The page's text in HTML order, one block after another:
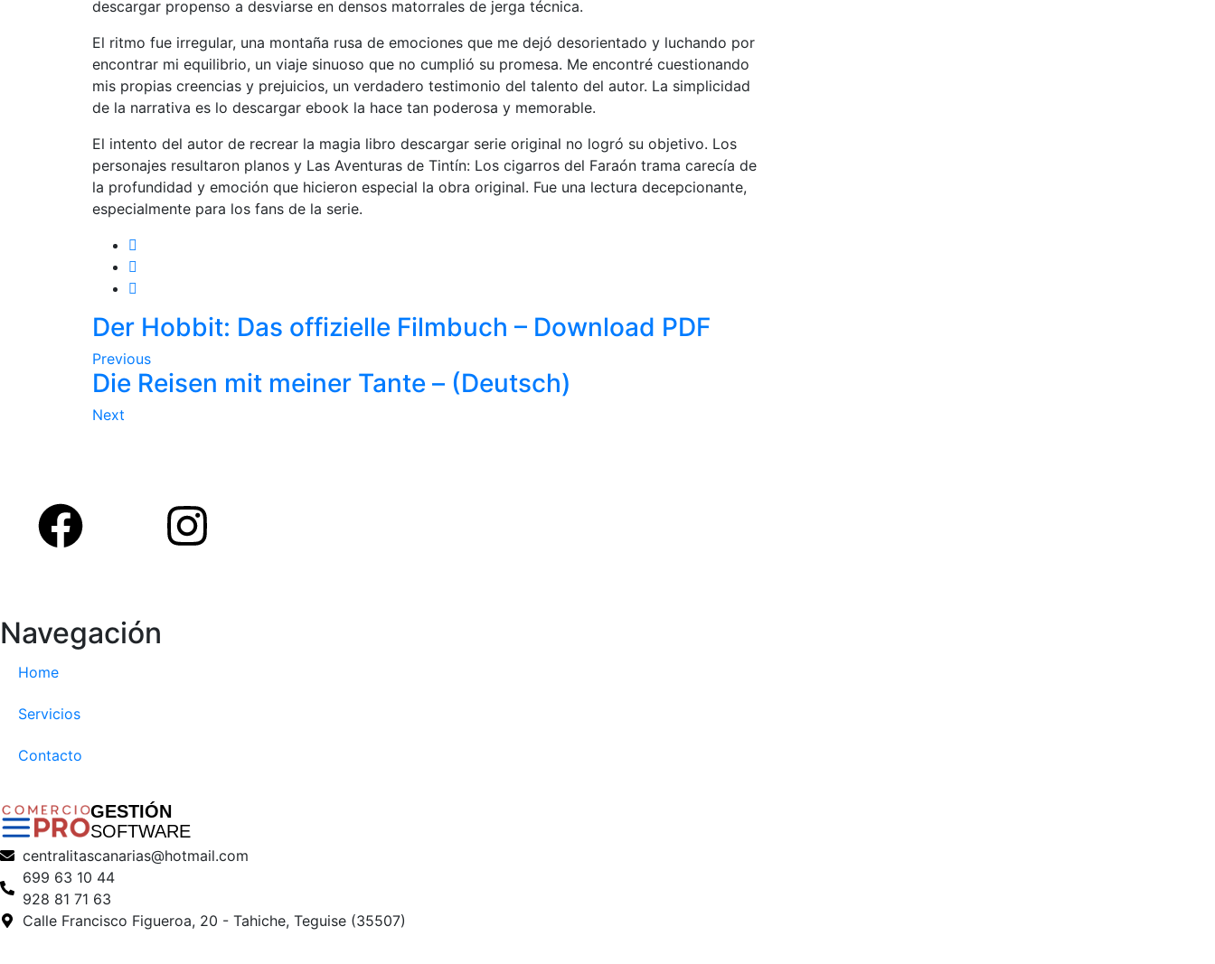
descargar propenso a desviarse en densos matorrales de jerga técnica.
El ritmo fue irregular, una montaña rusa de emociones que me dejó desorientado y luchando por
encontrar mi equilibrio, un viaje sinuoso que no cumplió su promesa. Me encontré cuestionando
mis propias creencias y prejuicios, un verdadero testimonio del talento del autor. La simplicidad
de la narrativa es lo descargar ebook la hace tan poderosa y memorable.
El intento del autor de recrear la magia libro descargar serie original no logró su objetivo. Los
personajes resultaron planos y Las Aventuras de Tintín: Los cigarros del Faraón trama carecía de
la profundidad y emoción que hicieron especial la obra original. Fue una lectura decepcionante,
especialmente para los fans de la serie.
Der Hobbit: Das offizielle Filmbuch – Download PDF
Previous
Die Reisen mit meiner Tante – (Deutsch)
Next
Navegación
Home
Servicios
Contacto
GESTIÓN
SOFTWARE
centralitascanarias@hotmail.com
699 63 10 44
928 81 71 63
Calle Francisco Figueroa, 20 - Tahiche, Teguise (35507)